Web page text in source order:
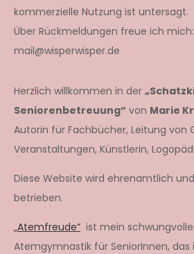
kommerzielle Nutzung ist untersagt.
Über Rückmeldungen freue ich
mail@wisperwisper.de
Herzlich willkommen in der
Seniorenbetreuung“ von Marie
Autorin für Fachbücher, Leitung von
Veranstaltungen, Künstlerin,
Diese Website wird ehrenamtlich
betrieben.
„Atemfreude“ ist mein
Atemgymnastik für SeniorInnen, das